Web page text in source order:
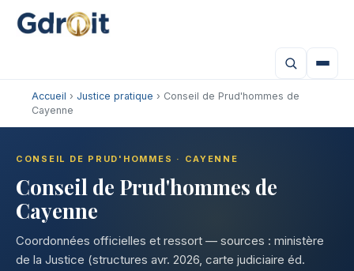
Accueil › Justice pratique › Conseil de Prud'hommes de
Cayenne
CONSEIL DE PRUD'HOMMES · CAYENNE
Conseil de Prud'hommes de
Cayenne
Coordonnées officielles et ressort — sources : ministère
de la Justice (structures avr. 2026, carte judiciaire éd.